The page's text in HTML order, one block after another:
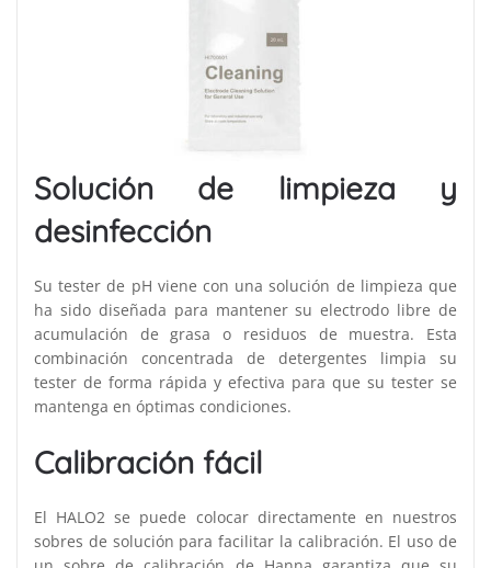
Solución de limpieza y
desinfección
Su tester de pH viene con una solución de limpieza que
ha sido diseñada para mantener su electrodo libre de
acumulación de grasa o residuos de muestra. Esta
combinación concentrada de detergentes limpia su
tester de forma rápida y efectiva para que su tester se
mantenga en óptimas condiciones.
Calibración fácil
El HALO2 se puede colocar directamente en nuestros
sobres de solución para facilitar la calibración. El uso de